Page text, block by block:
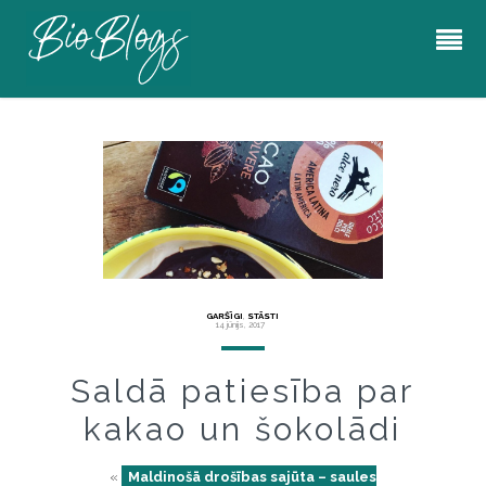
GARŠĪGI STĀSTI
14 jūnijs, 2017
Saldā patiesība par
kakao un šokolādi
« Maldinošā drošības sajūta – saules